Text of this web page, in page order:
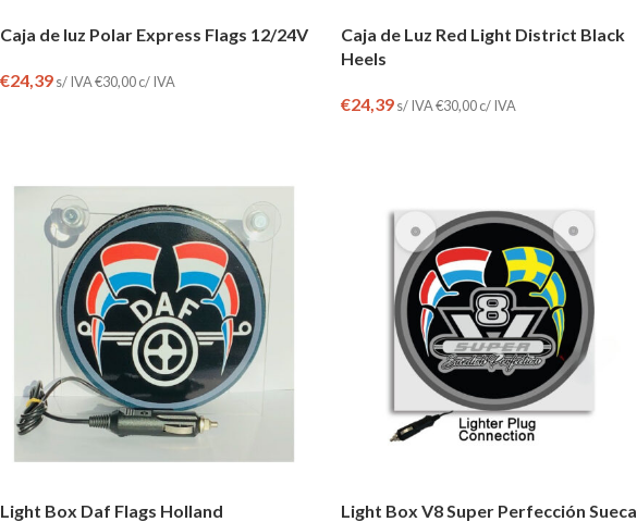
Caja de luz Polar Express Flags 12/24V
€24,39s/ IVA€30,00c/ IVA
Caja de Luz Red Light District Black
Heels
€24,39s/ IVA€30,00c/ IVA
Light Box Daf Flags Holland
Light Box V8 Super Perfección Sueca